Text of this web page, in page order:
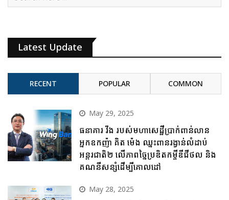
Latest Update
RECENT POPULAR COMMON
May 29, 2025
ធនាគារ វីង របស់មហាសេដ្ឋីប្រាក់ពាន់លាន
អ្នកឧកញ៉ា គិត ម៉េង ឈ្នះពានរង្វាន់លំដាប់
អន្តរជាតិ២ លើភាពច្នៃប្រឌិតកម្ចីឌីជីថល និង
គណនីសន្សំដើម្បីគោលដៅ
May 28, 2025